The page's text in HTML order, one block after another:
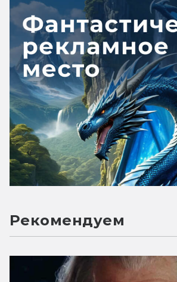
Рекомендуем